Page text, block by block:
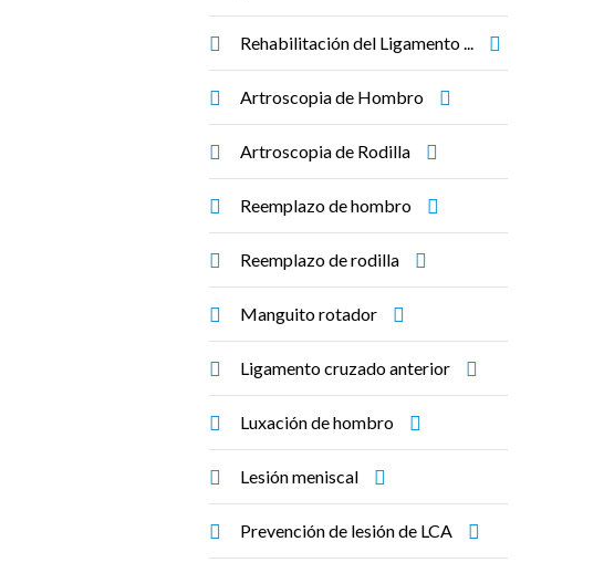
Rehabilitación del Ligamento ...
Artroscopia de Hombro
Artroscopia de Rodilla
Reemplazo de hombro
Reemplazo de rodilla
Manguito rotador
Ligamento cruzado anterior
Luxación de hombro
Lesión meniscal
Prevención de lesión de LCA